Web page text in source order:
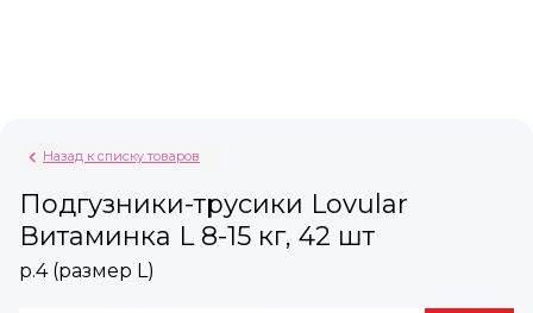
Назад к списку товаров
Подгузники-трусики Lovular
Витаминка L 8-15 кг, 42 шт
р.4 (размер L)